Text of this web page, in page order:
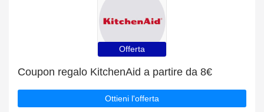
Offerta
Coupon regalo KitchenAid a partire da 8€
Ottieni l'offerta